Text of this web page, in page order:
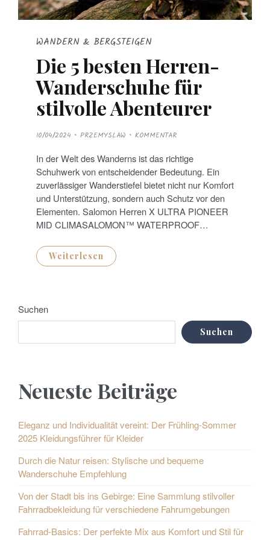
WANDERN & BERGSTEIGEN
Die 5 besten Herren-
Wanderschuhe für
stilvolle Abenteurer
P
O
T
E
D
O
N
10/04/2024 PRZEMYSLAW KOMMENTAR
In der Welt des Wanderns ist das richtige
Schuhwerk von entscheidender Bedeutung. Ein
zuverlässiger Wanderstiefel bietet nicht nur Komfort
und Unterstützung, sondern auch Schutz vor den
Elementen. Salomon Herren X ULTRA PIONEER
MID CLIMASALOMON™ WATERPROOF…
Weiterlesen
Suchen
Suchen
Neueste Beiträge
Eleganz und Individualität vereint: Der Frühling-Sommer
2025 Kleidungsführer für Kleider
Durch die Natur reisen: Stylische und bequeme
Wanderschuhe Empfehlung
Von der Stadt bis ins Gebirge: Eine Sammlung stilvoller
Fahrradbekleidung für verschiedene Fahrumgebungen
Fahrrad-Basics: Der perfekte Mix aus Komfort und Stil für